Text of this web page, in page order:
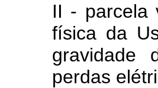
II - parcela
física da
gravidade
perdas